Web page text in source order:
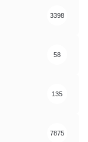
3398
58
135
7875